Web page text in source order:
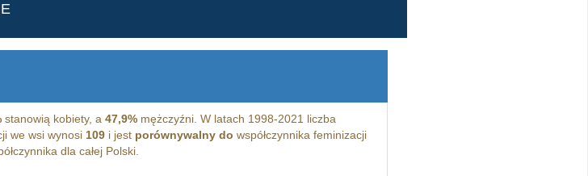
stanowią kobiety, a 47,9%mężczyźni. W latach 1998-2021 liczba
we wsi wynosi 109i jest porównywalny do współczynnika feminizacji
dla całej Polski.